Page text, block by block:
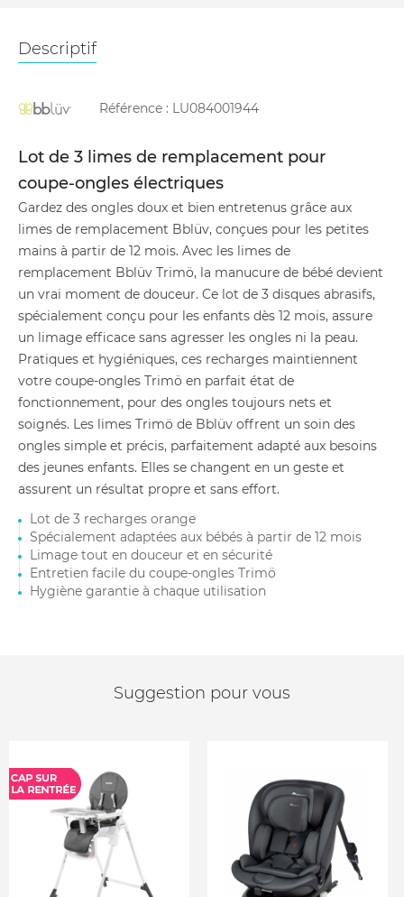
Descriptif
Référence : LU084001944
Lot de 3 limes de remplacement pour
coupe-ongles électriques
Gardez des ongles doux et bien entretenus grâce aux
limes de remplacement Bblüv, conçues pour les petites
mains à partir de 12 mois. Avec les limes de
remplacement Bblüv Trimö, la manucure de bébé devient
un vrai moment de douceur. Ce lot de 3 disques abrasifs,
spécialement conçu pour les enfants dès 12 mois, assure
un limage efficace sans agresser les ongles ni la peau.
Pratiques et hygiéniques, ces recharges maintiennent
votre coupe-ongles Trimö en parfait état de
fonctionnement, pour des ongles toujours nets et
soignés. Les limes Trimö de Bblüv offrent un soin des
ongles simple et précis, parfaitement adapté aux besoins
des jeunes enfants. Elles se changent en un geste et
assurent un résultat propre et sans effort.
Lot de 3 recharges orange
Spécialement adaptées aux bébés à partir de 12 mois
Limage tout en douceur et en sécurité
Entretien facile du coupe-ongles Trimö
Hygiène garantie à chaque utilisation
Suggestion pour vous